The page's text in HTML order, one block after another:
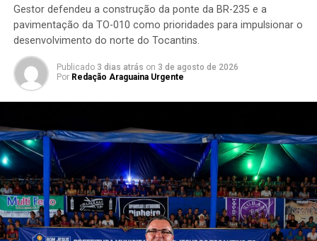
Gestor defendeu a construção da ponte da BR-235 e a
pavimentação da TO-010 como prioridades para impulsionar o
desenvolvimento do norte do Tocantins.
Publicado 3 dias atrás on 3 de agosto de 2026
Por Redação Araguaina Urgente